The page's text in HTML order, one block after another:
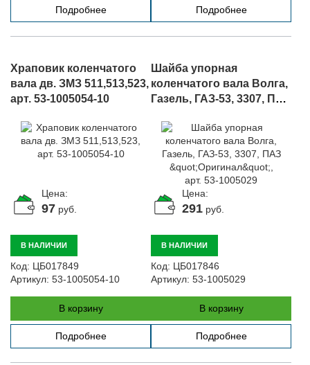
Подробнее Подробнее
Храповик коленчатого
вала дв. ЗМЗ 511,513,523,
арт. 53-1005054-10
Цена:
97 руб.
В НАЛИЧИИ
Код: ЦБ017849
Артикул: 53-1005054-10
В корзину
Подробнее
Шайба упорная
коленчатого вала Волга,
Газель, ГАЗ-53, 3307, ПАЗ
1005029
Цена:
291 руб.
В НАЛИЧИИ
Код: ЦБ017846
Артикул: 53-1005029
В корзину
Подробнее